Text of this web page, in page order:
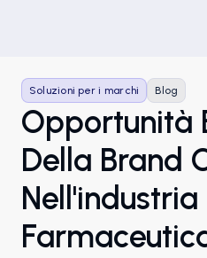
Soluzioni per i marchi Blog
Opportunità
Della Brand
Nell'industria